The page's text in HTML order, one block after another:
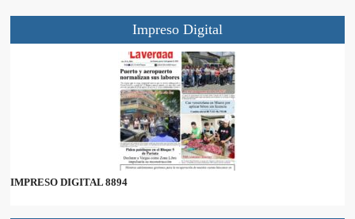
Impreso Digital
IMPRESO DIGITAL 8894